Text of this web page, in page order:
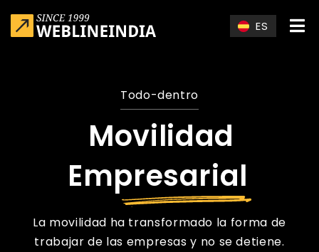
ES
Todo-dentro
Movilidad
Empresarial
La movilidad ha transformado la forma de
trabajar de las empresas y no se detiene.